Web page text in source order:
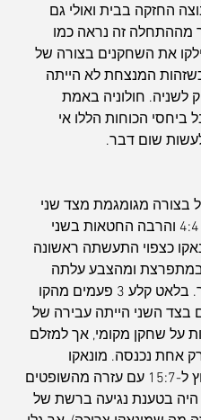
החזקה בבית ואולי גם
מההתחלה זה נראה כמו
את השחקנים בצורה של
המנצחת לא הייתה
לשניה. חולוניה באמת
ביחסי הכוחות הללו אי
שום דבר.
מגומגמת מצד שני
הצדדים עם 4:4 והרבה החטאות בשני
כצפוי התעשתה ראשונה
במתפרצת ומהצבע עלתה
ל-10:4 מהיר. בלאט קלע 3 פעמים מהקו
בצד השני הייתה עבירה של
3 זריקות על שחקן מקומי, אך למזלם
אחת נכנסה. מונאקו
המשיכה לרוץ ל-15:7 עם עזרה מהשופטים
בטענת נגיעה ברשת של